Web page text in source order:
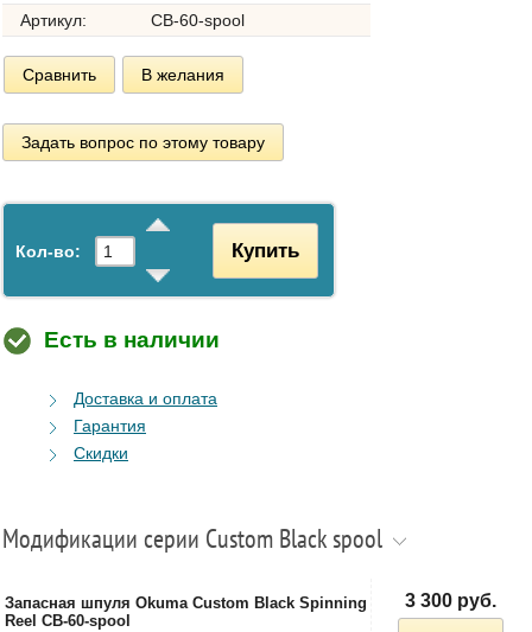
Артикул:
CB-60-spool
Сравнить В желания
Задать вопрос по этому товару
Кол-во: Купить
Есть в наличии
Доставка и оплата
Гарантия
Скидки
Модификации серии Custom Black spool
Запасная шпуля Okuma Custom Black Spinning
Reel CB-60-spool
3 300 руб.